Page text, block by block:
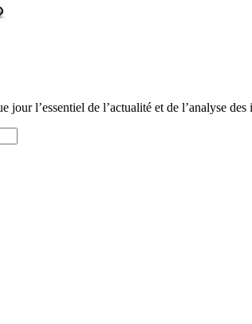
l’essentiel de l’actualité et de l’analyse